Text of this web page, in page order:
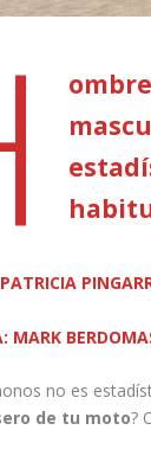
MARK
no es
de tu moto?